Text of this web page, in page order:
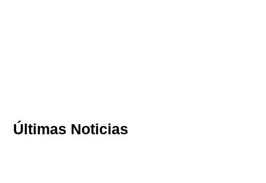
Últimas Noticias